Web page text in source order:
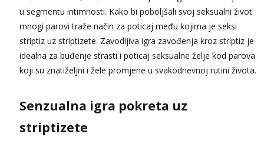
u segmentu intimnosti. Kako bi poboljšali svoj seksualni život
mnogi parovi traže način za poticaj među kojima je seksi
striptiz uz striptizete. Zavodljiva igra zavođenja kroz striptiz je
idealna za buđenje strasti i poticaj seksualne želje kod parova
koji su znatiželjni i žele promjene u svakodnevnoj rutini života.
Senzualna igra pokreta uz
striptizete